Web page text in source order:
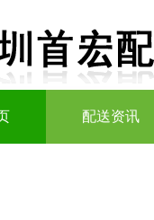
配送资讯